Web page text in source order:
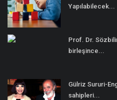
Yapılabilecek...
Prof. Dr.
birleşince...
Gülriz Sururi-
sahipleri...